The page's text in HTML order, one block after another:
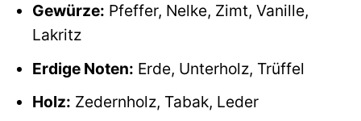
Gewürze: Pfeffer, Nelke, Zimt, Vanille,
Lakritz
Erdige Noten: Erde, Unterholz, Trüffel
Holz: Zedernholz, Tabak, Leder